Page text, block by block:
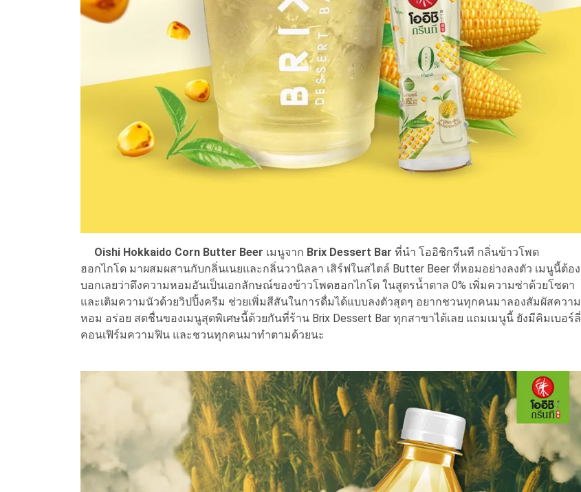
Oishi Hokkaido Corn Butter Beer เมนูจาก Brix Dessert Bar ที่นำ โออิชิกรีนที กลิ่นข้าวโพด
ฮอกไกโด มาผสมผสานกับกลิ่นเนยและกลิ่นวานิลลา เสิร์ฟในสไตล์ Butter Beer ที่หอมอย่างลงตัว เมนูนี้ต้อง
บอกเลยว่าดึงความหอมอันเป็นเอกลักษณ์ของข้าวโพดฮอกไกโด ในสูตรน้ำตาล 0% เพิ่มความซ่าด้วยโซดา
และเติมความนัวด้วยวิปปิ้งครีม ช่วยเพิ่มสีสันในการดื่มได้แบบลงตัวสุดๆ อยากชวนทุกคนมาลองสัมผัสความ
หอม อร่อย สดชื่นของเมนูสุดพิเศษนี้ด้วยกันที่ร้าน Brix Dessert Bar ทุกสาขาได้เลย แถมเมนูนี้ ยังมีคิมเบอร์ลี่
คอนเฟิร์มความฟิน และชวนทุกคนมาทำตามด้วยนะ